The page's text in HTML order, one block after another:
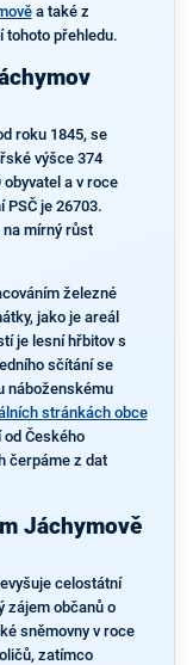
a také z
přehledu.
roku 1845, se
výšce 374
a v roce
PSČ je 26703.
na mírný růst
železné
jako je areál
je lesní hřbitov s
sčítání se
náboženskému
stránkách obce
Českého
čerpáme z dat
Jáchymově
celostátní
zájem občanů o
sněmovny v roce
zatímco